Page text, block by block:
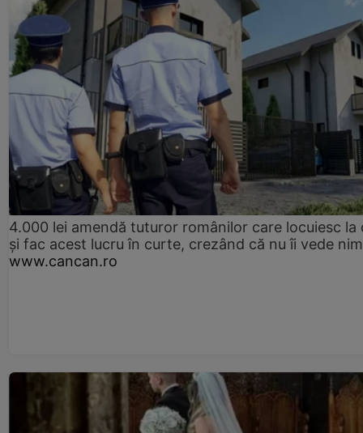
4.000 lei amendă tuturor românilor care locuiesc la
și fac acest lucru în curte, crezând că nu îi vede
www.cancan.ro